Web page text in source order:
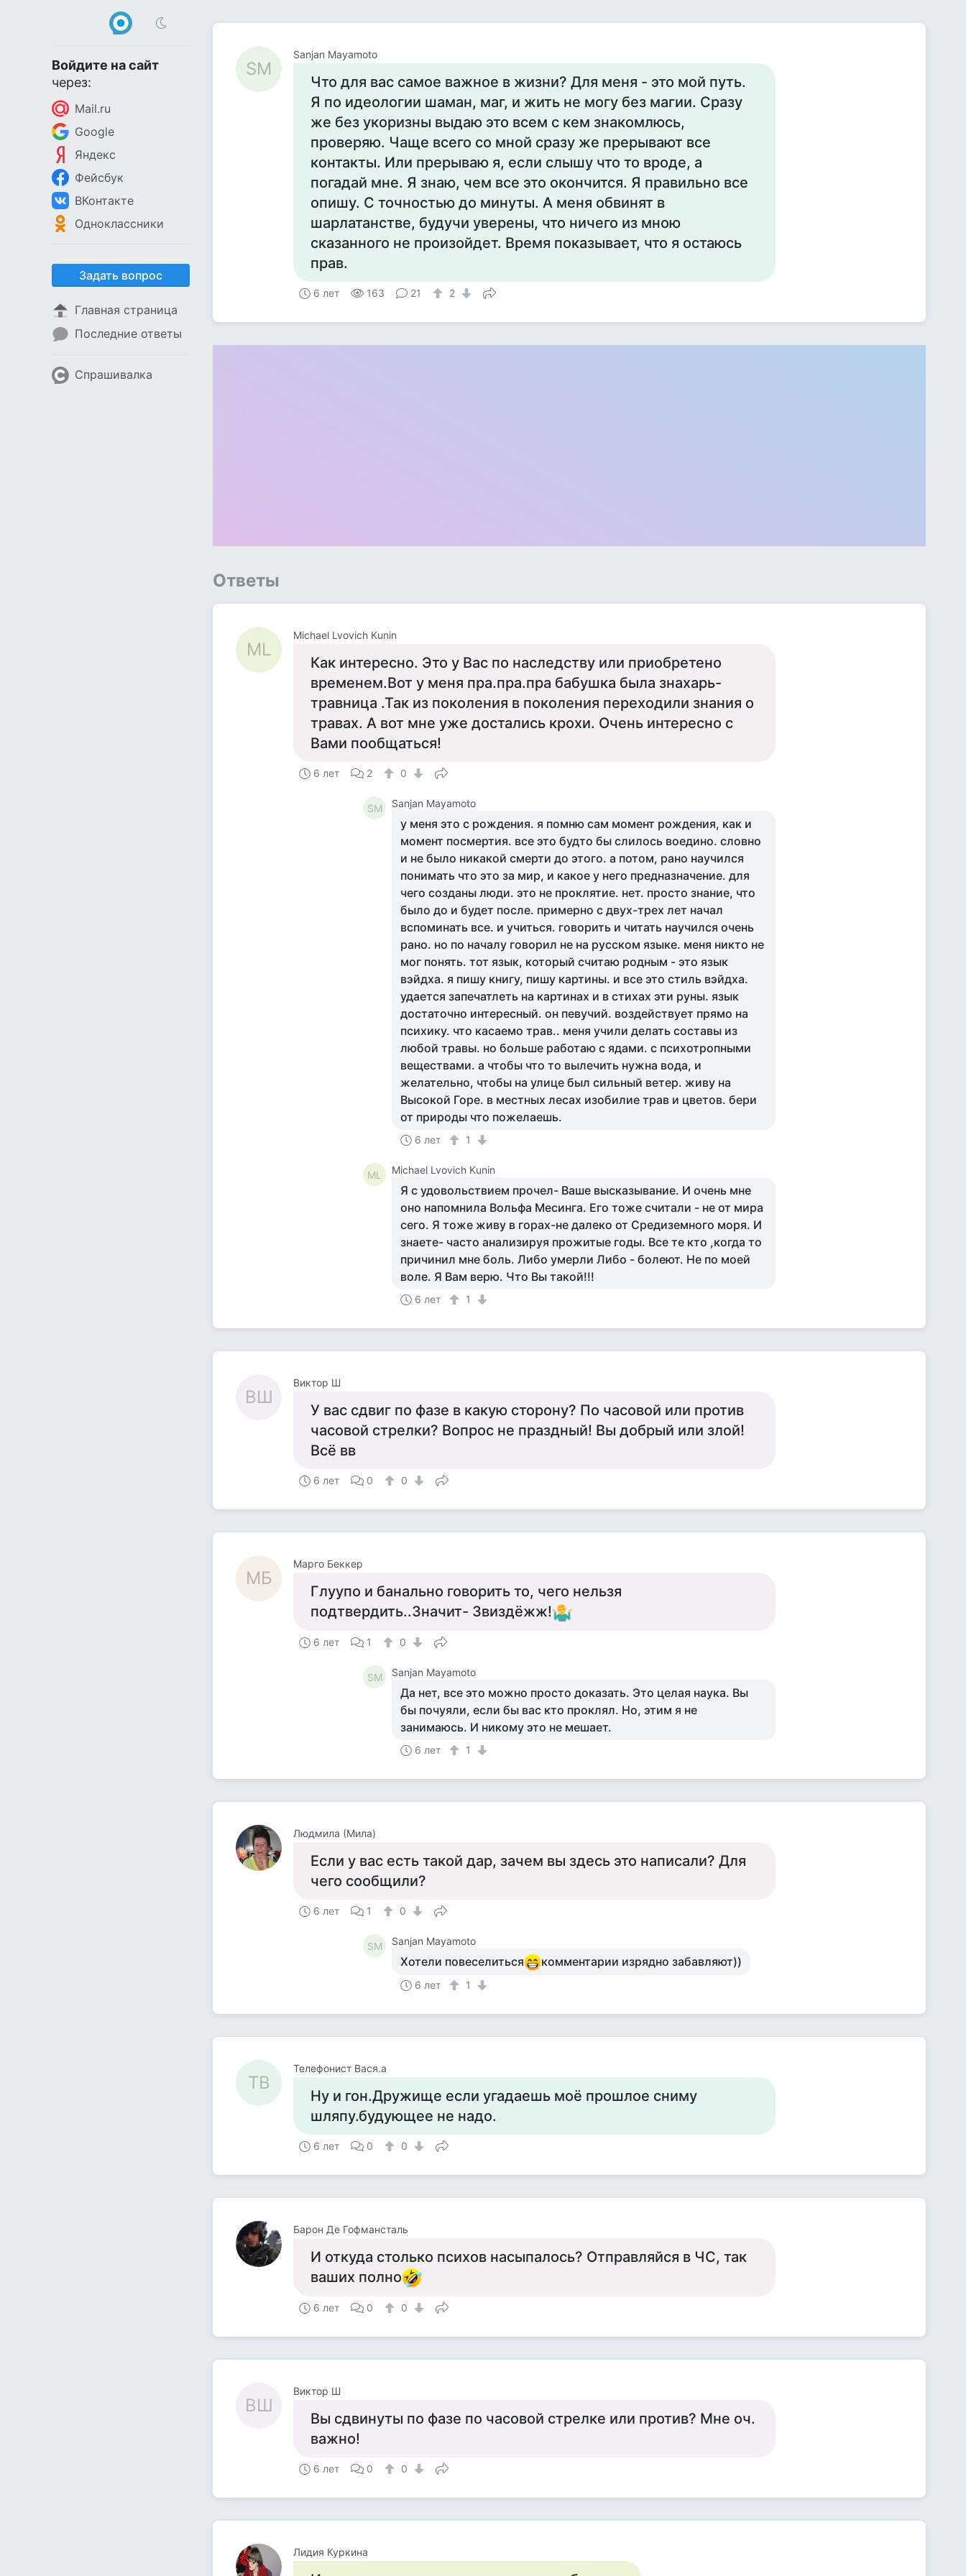
Войдите на сайт
через:
Mail.ru
Google
Яндекс
Фейсбук
ВКонтакте
Одноклассники
Задать вопрос
Главная страница
Последние ответы
Спрашивалка
SM
Sanjan Mayamoto
Что для вас самое важное в жизни? Для меня - это мой путь.
Я по идеологии шаман, маг, и жить не могу без магии. Сразу
же без укоризны выдаю это всем с кем знакомлюсь,
проверяю. Чаще всего со мной сразу же прерывают все
контакты. Или прерываю я, если слышу что то вроде, а
погадай мне. Я знаю, чем все это окончится. Я правильно все
опишу. С точностью до минуты. А меня обвинят в
шарлатанстве, будучи уверены, что ничего из мною
сказанного не произойдет. Время показывает, что я остаюсь
прав.
6 лет 163 21 2
Ответы
ML
Michael Lvovich Kunin
Как интересно. Это у Вас по наследству или приобретено
временем.Вот у меня пра.пра.пра бабушка была знахарь-
травница .Так из поколения в поколения переходили знания о
травах. А вот мне уже достались крохи. Очень интересно с
Вами пообщаться!
6 лет 2 0
SM Sanjan Mayamoto
у меня это с рождения. я помню сам момент рождения, как и
момент посмертия. все это будто бы слилось воедино. словно
и не было никакой смерти до этого. а потом, рано научился
понимать что это за мир, и какое у него предназначение. для
чего созданы люди. это не проклятие. нет. просто знание, что
было до и будет после. примерно с двух-трех лет начал
вспоминать все. и учиться. говорить и читать научился очень
рано. но по началу говорил не на русском языке. меня никто не
мог понять. тот язык, который считаю родным - это язык
вэйдха. я пишу книгу, пишу картины. и все это стиль вэйдха.
удается запечатлеть на картинах и в стихах эти руны. язык
достаточно интересный. он певучий. воздействует прямо на
психику. что касаемо трав.. меня учили делать составы из
любой травы. но больше работаю с ядами. с психотропными
веществами. а чтобы что то вылечить нужна вода, и
желательно, чтобы на улице был сильный ветер. живу на
Высокой Горе. в местных лесах изобилие трав и цветов. бери
от природы что пожелаешь.
6 лет 1
ML Michael Lvovich Kunin
Я с удовольствием прочел- Ваше высказывание. И очень мне
оно напомнила Вольфа Месинга. Его тоже считали - не от мира
сего. Я тоже живу в горах-не далеко от Средиземного моря. И
знаете- часто анализируя прожитые годы. Все те кто ,когда то
причинил мне боль. Либо умерли Либо - болеют. Не по моей
воле. Я Вам верю. Что Вы такой!!!
6 лет 1
ВШ
Виктор Ш
У вас сдвиг по фазе в какую сторону? По часовой или против
часовой стрелки? Вопрос не праздный! Вы добрый или злой!
Всё вв
6 лет 0 0
MБ
Mарго Беккер
Глуупо и банально говорить то, чего нельзя
подтвердить..Значит- Звиздёжж!
6 лет 1 0
SM Sanjan Mayamoto
Да нет, все это можно просто доказать. Это целая наука. Вы
бы почуяли, если бы вас кто проклял. Но, этим я не
занимаюсь. И никому это не мешает.
6 лет 1
Людмила (Мила)
Если у вас есть такой дар, зачем вы здесь это написали? Для
чего сообщили?
6 лет 1 0
SM Sanjan Mayamoto
Хотели повеселиться комментарии изрядно забавляют))
6 лет 1
ТВ
Телефонист Вася.а
Ну и гон.Дружище если угадаешь моё прошлое сниму
шляпу.будующее не надо.
6 лет 0 0
Барон Де Гофмансталь
И откуда столько психов насыпалось? Отправляйся в ЧС, так
ваших полно
6 лет 0 0
ВШ
Виктор Ш
Вы сдвинуты по фазе по часовой стрелке или против? Мне оч.
важно!
6 лет 0 0
Лидия Куркина